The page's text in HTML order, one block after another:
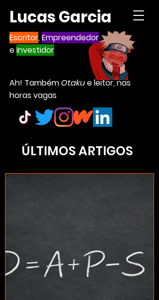
Lucas Garcia
Escritor,Empreendedor
eInvestidor
Ah! TambémOtakue leitor, nas
horas vagas
ÚLTIMOS ARTIGOS